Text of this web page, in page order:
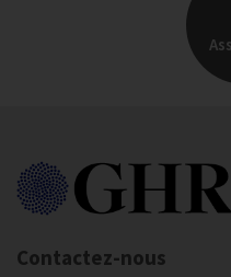
Contactez-nous